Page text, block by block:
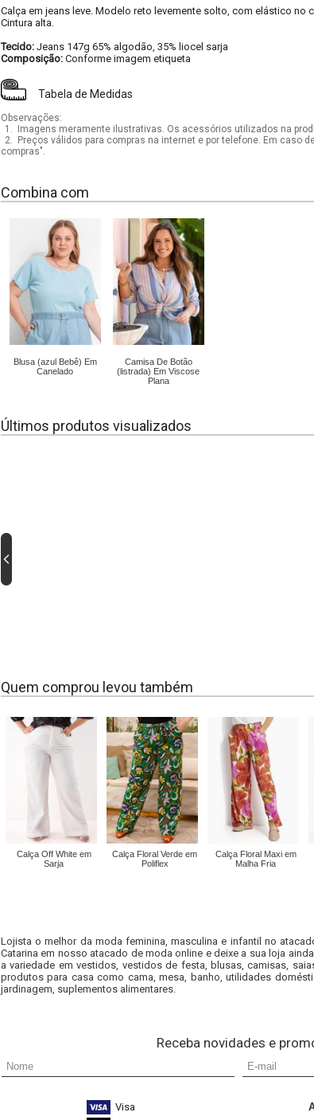
Calça em jeans leve. Modelo reto levemente solto, com elástico
Cintura alta.
Tecido: Jeans 147g 65% algodão, 35% liocel sarja
Composição: Conforme imagem etiqueta
Tabela de Medidas
Observações:
1.
Imagens meramente ilustrativas. Os acessórios utilizados na
2.
Preços válidos para compras na internet e por telefone. Em caso
compras".
Combina com
Blusa (azul Bebê) Em
Canelado
Camisa De Botão
(listrada) Em Viscose
Plana
Últimos produtos visualizados
Quem comprou levou também
Calça Off White em
Sarja
Calça Floral Verde em
Poliflex
Calça Floral Maxi em
Malha Fria
Lojista o melhor da moda feminina, masculina e infantil no
Catarina em nosso atacado de moda online e deixe a sua loja
a variedade em vestidos, vestidos de festa, blusas, camisas,
produtos para casa como cama, mesa, banho, utilidades
jardinagem, suplementos alimentares.
Receba novidades e
Visa